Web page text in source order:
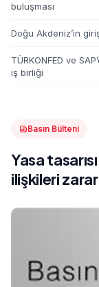
Basın Bülteni
Yasa
ilişkileri
buluşması
Doğu Akdeniz’in
TÜRKONFED ve
iş birliği